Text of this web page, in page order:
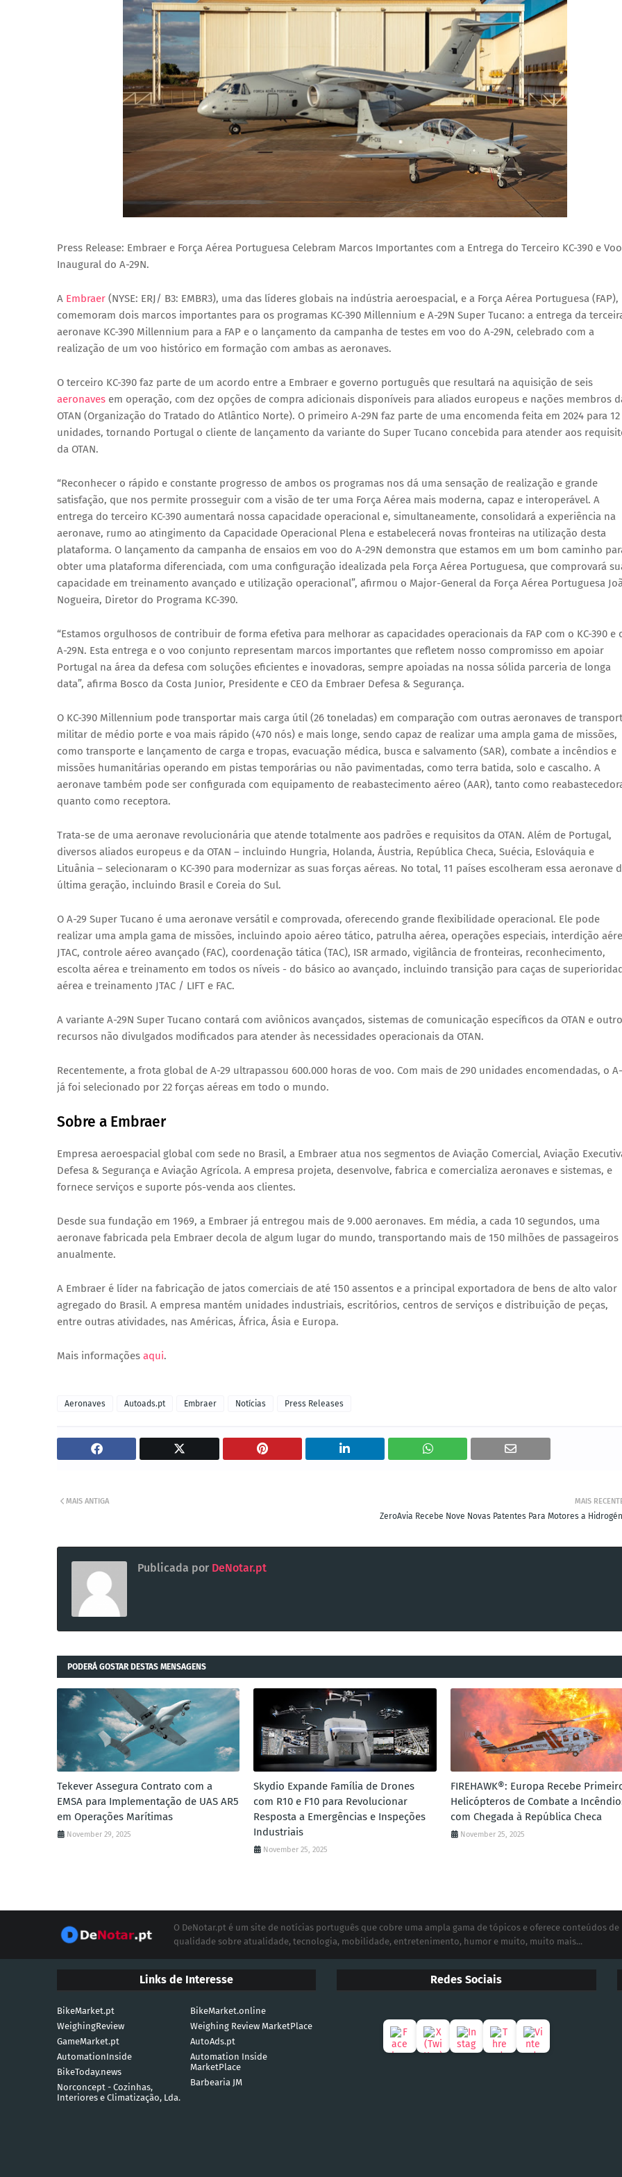
Press Release: Embraer e Força Aérea Portuguesa Celebram Marcos Importantes com a Entrega do Terceiro KC-390 e Voo
Inaugural do A-29N.
A Embraer (NYSE: ERJ/ B3: EMBR3), uma das líderes globais na indústria aeroespacial, e a Força Aérea Portuguesa (FAP),
comemoram dois marcos importantes para os programas KC-390 Millennium e A-29N Super Tucano: a entrega da
aeronave KC-390 Millennium para a FAP e o lançamento da campanha de testes em voo do A-29N, celebrado com a
realização de um voo histórico em formação com ambas as aeronaves.
O terceiro KC-390 faz parte de um acordo entre a Embraer e governo português que resultará na aquisição de seis
aeronaves em operação, com dez opções de compra adicionais disponíveis para aliados europeus e nações membros
OTAN (Organização do Tratado do Atlântico Norte). O primeiro A-29N faz parte de uma encomenda feita em 2024 para 12
unidades, tornando Portugal o cliente de lançamento da variante do Super Tucano concebida para atender aos
da OTAN.
“Reconhecer o rápido e constante progresso de ambos os programas nos dá uma sensação de realização e grande
satisfação, que nos permite prosseguir com a visão de ter uma Força Aérea mais moderna, capaz e interoperável. A
entrega do terceiro KC-390 aumentará nossa capacidade operacional e, simultaneamente, consolidará a experiência na
aeronave, rumo ao atingimento da Capacidade Operacional Plena e estabelecerá novas fronteiras na utilização desta
plataforma. O lançamento da campanha de ensaios em voo do A-29N demonstra que estamos em um bom caminho
obter uma plataforma diferenciada, com uma configuração idealizada pela Força Aérea Portuguesa, que comprovará
capacidade em treinamento avançado e utilização operacional”, afirmou o Major-General da Força Aérea Portuguesa
Nogueira, Diretor do Programa KC-390.
“Estamos orgulhosos de contribuir de forma efetiva para melhorar as capacidades operacionais da FAP com o KC-390 e
A-29N. Esta entrega e o voo conjunto representam marcos importantes que refletem nosso compromisso em apoiar
Portugal na área da defesa com soluções eficientes e inovadoras, sempre apoiadas na nossa sólida parceria de longa
data”, afirma Bosco da Costa Junior, Presidente e CEO da Embraer Defesa & Segurança.
O KC-390 Millennium pode transportar mais carga útil (26 toneladas) em comparação com outras aeronaves de
militar de médio porte e voa mais rápido (470 nós) e mais longe, sendo capaz de realizar uma ampla gama de missões,
como transporte e lançamento de carga e tropas, evacuação médica, busca e salvamento (SAR), combate a incêndios e
missões humanitárias operando em pistas temporárias ou não pavimentadas, como terra batida, solo e cascalho. A
aeronave também pode ser configurada com equipamento de reabastecimento aéreo (AAR), tanto como
quanto como receptora.
Trata-se de uma aeronave revolucionária que atende totalmente aos padrões e requisitos da OTAN. Além de Portugal,
diversos aliados europeus e da OTAN – incluindo Hungria, Holanda, Áustria, República Checa, Suécia, Eslováquia e
Lituânia – selecionaram o KC-390 para modernizar as suas forças aéreas. No total, 11 países escolheram essa aeronave
última geração, incluindo Brasil e Coreia do Sul.
O A-29 Super Tucano é uma aeronave versátil e comprovada, oferecendo grande flexibilidade operacional. Ele pode
realizar uma ampla gama de missões, incluindo apoio aéreo tático, patrulha aérea, operações especiais, interdição
JTAC, controle aéreo avançado (FAC), coordenação tática (TAC), ISR armado, vigilância de fronteiras, reconhecimento,
escolta aérea e treinamento em todos os níveis - do básico ao avançado, incluindo transição para caças de
aérea e treinamento JTAC / LIFT e FAC.
A variante A-29N Super Tucano contará com aviônicos avançados, sistemas de comunicação específicos da OTAN e
recursos não divulgados modificados para atender às necessidades operacionais da OTAN.
Recentemente, a frota global de A-29 ultrapassou 600.000 horas de voo. Com mais de 290 unidades encomendadas, o
já foi selecionado por 22 forças aéreas em todo o mundo.
Sobre a Embraer
Empresa aeroespacial global com sede no Brasil, a Embraer atua nos segmentos de Aviação Comercial, Aviação
Defesa & Segurança e Aviação Agrícola. A empresa projeta, desenvolve, fabrica e comercializa aeronaves e sistemas, e
fornece serviços e suporte pós-venda aos clientes.
Desde sua fundação em 1969, a Embraer já entregou mais de 9.000 aeronaves. Em média, a cada 10 segundos, uma
aeronave fabricada pela Embraer decola de algum lugar do mundo, transportando mais de 150 milhões de passageiros
anualmente.
A Embraer é líder na fabricação de jatos comerciais de até 150 assentos e a principal exportadora de bens de alto valor
agregado do Brasil. A empresa mantém unidades industriais, escritórios, centros de serviços e distribuição de peças,
entre outras atividades, nas Américas, África, Ásia e Europa.
Mais informações aqui.
Aeronaves Autoads.pt Embraer Notícias Press Releases
MAIS
ZeroAvia Recebe Nove Novas Patentes Para Motores a
MAIS ANTIGA
Publicada por DeNotar.pt
PODERÁ GOSTAR DESTAS MENSAGENS
Tekever Assegura Contrato com a
EMSA para Implementação de UAS AR5
em Operações Marítimas
November 29, 2025
Skydio Expande Família de Drones
com R10 e F10 para Revolucionar
Resposta a Emergências e Inspeções
Industriais
November 25, 2025
FIREHAWK®: Europa Recebe
Helicópteros de Combate a
com Chegada à República Checa
November 25, 2025
O DeNotar.pt é um site de notícias português que cobre uma ampla gama de tópicos e oferece conteúdos de
qualidade sobre atualidade, tecnologia, mobilidade, entretenimento, humor e muito, muito mais...
Links de Interesse
BikeMarket.pt
BikeMarket.online
WeighingReview
Weighing Review MarketPlace
GameMarket.pt
AutoAds.pt
AutomationInside
Automation Inside
MarketPlace
BikeToday.news
Barbearia JM
Norconcept - Cozinhas,
Interiores e Climatização, Lda.
Redes Sociais